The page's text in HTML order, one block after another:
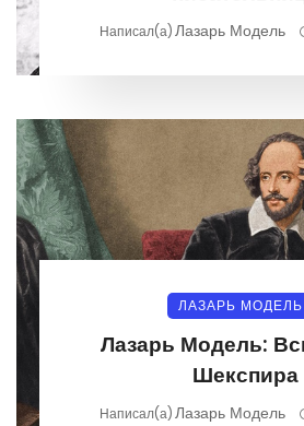
Написал(а)Лазарь Модель
ЛАЗАРЬ МОДЕЛЬ
Лазарь Модель:
Шекспира
Написал(а)Лазарь Модель